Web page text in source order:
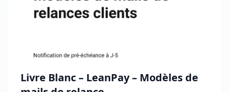
Livre Blanc – LeanPay – Modèles de